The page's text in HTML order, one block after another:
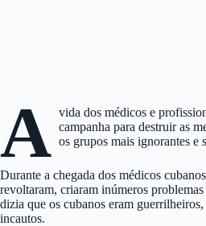
A vida dos médicos e
campanha para destruir as
os grupos mais ignorantes e
Durante a chegada dos médicos
revoltaram, criaram inúmeros
dizia que os cubanos eram
incautos.